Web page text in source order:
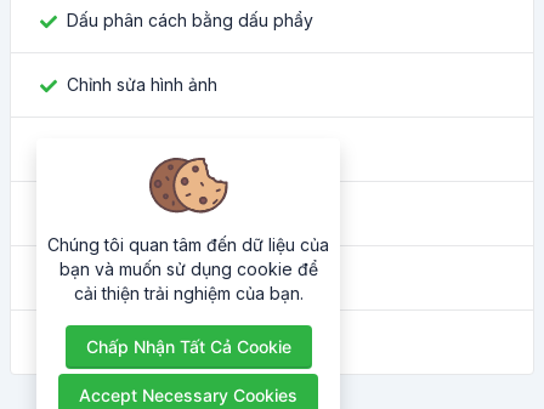
Dấu phân cách bằng dấu phẩy
Chỉnh sửa hình ảnh
Công cụ chuyển đổi màu sắc
Địa chỉ IP của tôi là gì
Trình làm đẹp HTML
Chúng tôi quan tâm đến dữ liệu của
bạn và muốn sử dụng cookie để
cải thiện trải nghiệm của bạn.
Chấp Nhận Tất Cả Cookie
Accept Necessary Cookies